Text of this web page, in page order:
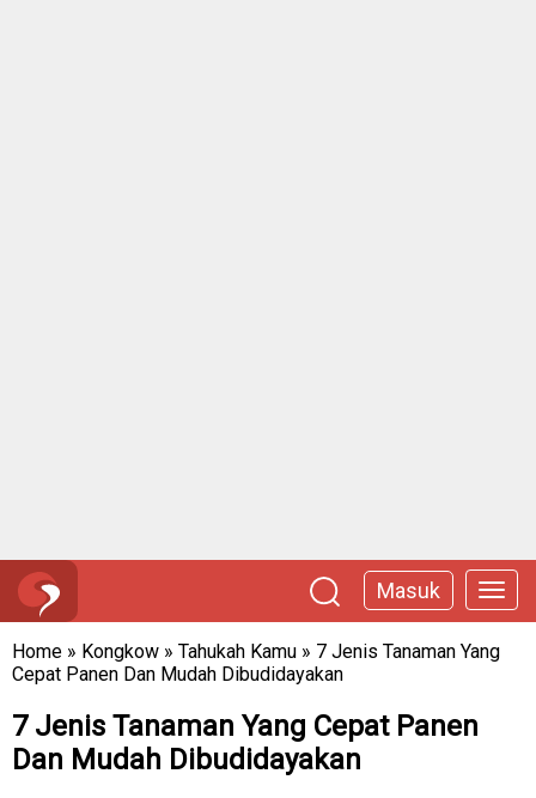
Masuk
Home » Kongkow » Tahukah Kamu » 7 Jenis Tanaman Yang
Cepat Panen Dan Mudah Dibudidayakan
7 Jenis Tanaman Yang Cepat Panen
Dan Mudah Dibudidayakan